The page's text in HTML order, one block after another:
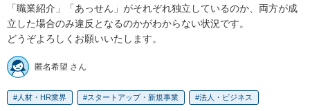
「職業紹介」「あっせん」がそれぞれ独立しているのか、両方が成
立した場合のみ違反となるのかがわからない状況です。
匿名希望 さん
人材・HR業界 スタートアップ・新規事業 法人・ビジネス